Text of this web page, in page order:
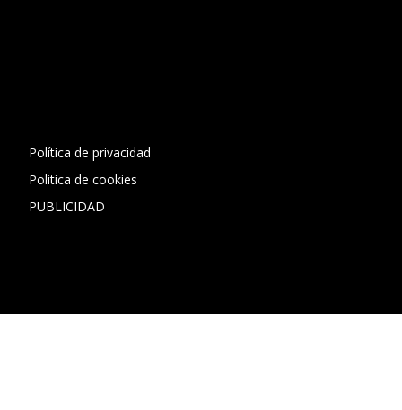
Política de privacidad
Politica de cookies
PUBLICIDAD